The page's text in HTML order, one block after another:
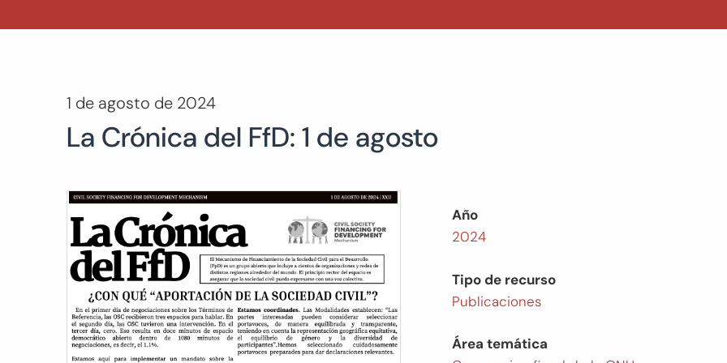
1 de agosto de 2024
La Crónica del FfD: 1 de agosto
Año
2024
Tipo de recurso
Publicaciones
Área temática